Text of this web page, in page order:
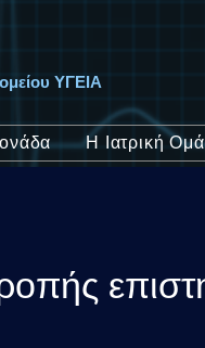
ΥΓΕΙΑ
Η Ιατρική